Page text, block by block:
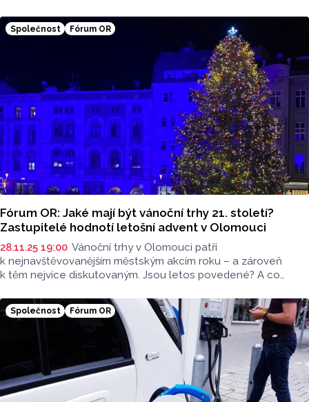
vůbec má město svítit na své historické dominanty.
Zastupitelům jsme položili otázku: "Měly by být památky
ve městě nasvícené i v nočních hodinách, kdy kolem nich
nikdo nechodí? Proč?" Odpovědi jsme zveřejnili v pořadí,
v jakém je zastupitelé zaslali.
Společnost Fórum OR
Fórum OR: Jaké mají být vánoční trhy 21. století?
Zastupitelé hodnotí letošní advent v Olomouci
28.11.25 19:00 Vánoční trhy v Olomouci patří
k nejnavštěvovanějším městským akcím roku – a zároveň
k těm nejvíce diskutovaným. Jsou letos povedené? A co
zastupitele s otázkou, jak hodnotí současný ročník a jak
by podle nich měly vypadat vánoční trhy 21. století. Odpovědi
jsou zveřejněny v pořadí, v jakém je zastupitelé zaslali.
Společnost Fórum OR